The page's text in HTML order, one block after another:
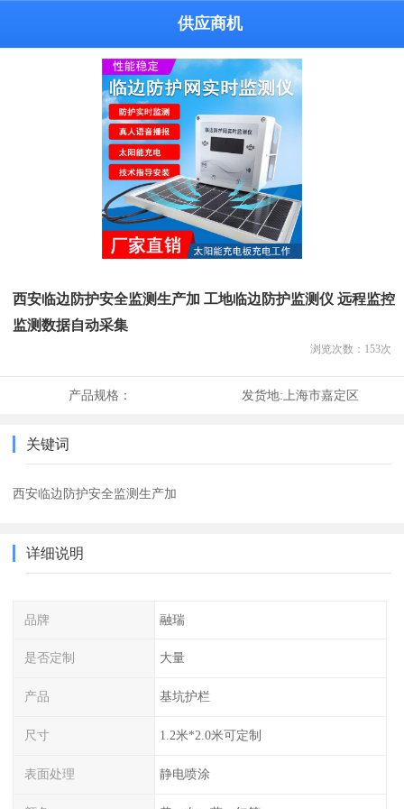
供应商机
西安临边防护安全监测生产加 工地临边防护监测仪 远程监控
监测数据自动采集
浏览次数： 153次
产品规格： 发货地:上海市嘉定区
关键词
西安临边防护安全监测生产加
详细说明
品牌 融瑞
是否定制 大量
产品 基坑护栏
尺寸 1.2米*2.0米可定制
表面处理 静电喷涂